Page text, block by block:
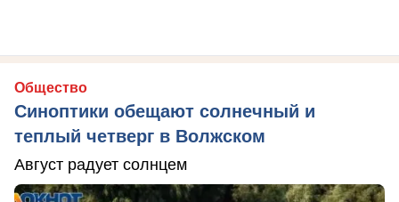
Общество
Синоптики обещают солнечный и
теплый четверг в Волжском
Август радует солнцем